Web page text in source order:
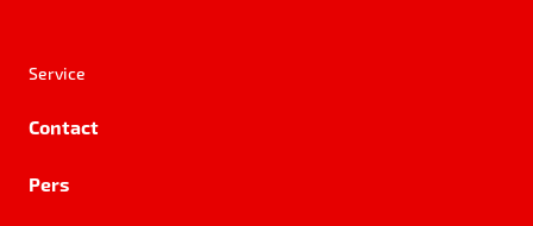
Service
Contact
Pers